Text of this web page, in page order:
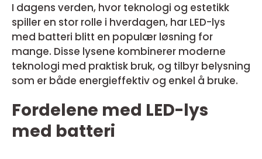
I dagens verden, hvor teknologi og estetikk
spiller en stor rolle i hverdagen, har LED-lys
med batteri blitt en populær løsning for
mange. Disse lysene kombinerer moderne
teknologi med praktisk bruk, og tilbyr belysning
som er både energieffektiv og enkel å bruke.
Fordelene med LED-lys
med batteri